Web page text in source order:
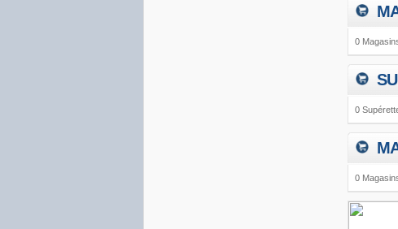
0
0
0